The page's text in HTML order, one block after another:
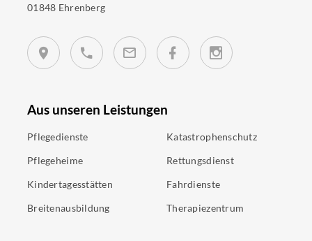
01848 Ehrenberg
Aus unseren Leistungen
Pflegedienste
Pflegeheime
Kindertagesstätten
Breitenausbildung
Katastrophenschutz
Rettungsdienst
Fahrdienste
Therapiezentrum